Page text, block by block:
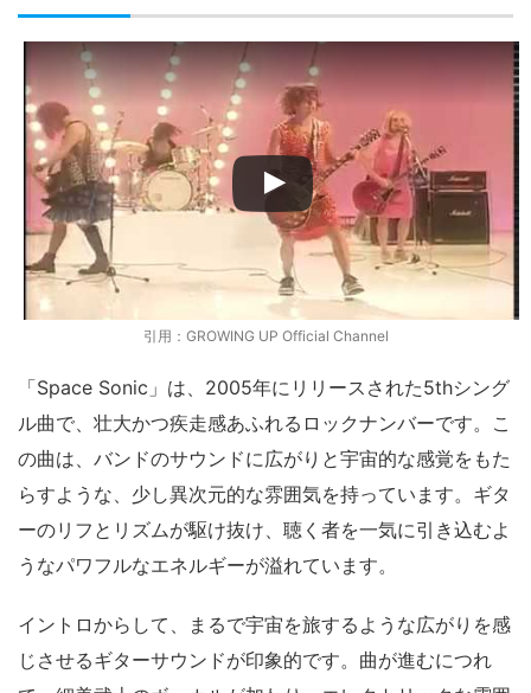
引用：GROWING UP Official Channel
「Space Sonic」は、2005年にリリースされた5thシング
ル曲で、壮大かつ疾走感あふれるロックナンバーです。こ
の曲は、バンドのサウンドに広がりと宇宙的な感覚をもた
らすような、少し異次元的な雰囲気を持っています。ギタ
ーのリフとリズムが駆け抜け、聴く者を一気に引き込むよ
うなパワフルなエネルギーが溢れています。
イントロからして、まるで宇宙を旅するような広がりを感
じさせるギターサウンドが印象的です。曲が進むにつれ